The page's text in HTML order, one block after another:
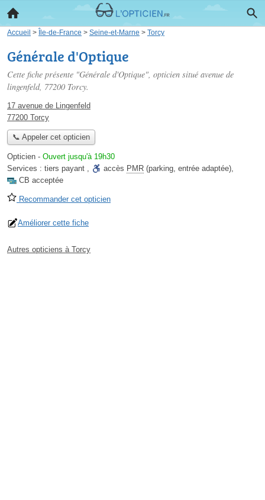
Accueil > Île-de-France > Seine-et-Marne > Torcy
Générale d'Optique
Cette fiche présente "Générale d'Optique", opticien situé avenue de
lingenfeld, 77200 Torcy.
17 avenue de Lingenfeld
77200 Torcy
📞 Appeler cet opticien
Opticien - Ouvert jusqu'à 19h30
Services : tiers payant , accès PMR (parking, entrée adaptée),
CB acceptée
Recommander cet opticien
Améliorer cette fiche
Autres opticiens à Torcy